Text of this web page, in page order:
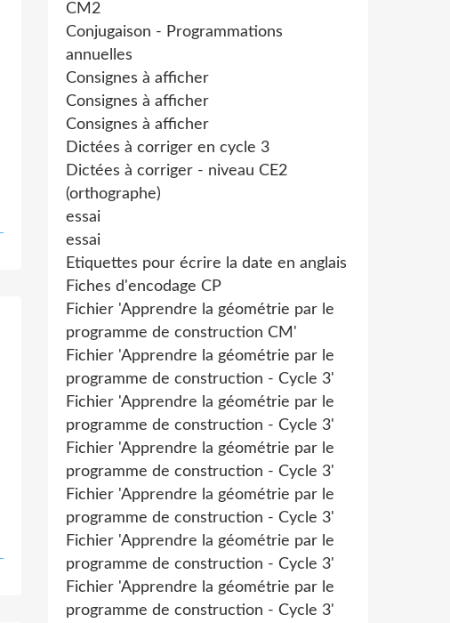
CM2
Conjugaison - Programmations
annuelles
Consignes à afficher
Consignes à afficher
Consignes à afficher
Dictées à corriger en cycle 3
Dictées à corriger - niveau CE2
(orthographe)
essai
essai
Etiquettes pour écrire la date en anglais
Fiches d'encodage CP
Fichier 'Apprendre la géométrie par le
programme de construction CM'
Fichier 'Apprendre la géométrie par le
programme de construction - Cycle 3'
Fichier 'Apprendre la géométrie par le
programme de construction - Cycle 3'
Fichier 'Apprendre la géométrie par le
programme de construction - Cycle 3'
Fichier 'Apprendre la géométrie par le
programme de construction - Cycle 3'
Fichier 'Apprendre la géométrie par le
programme de construction - Cycle 3'
Fichier 'Apprendre la géométrie par le
programme de construction - Cycle 3'